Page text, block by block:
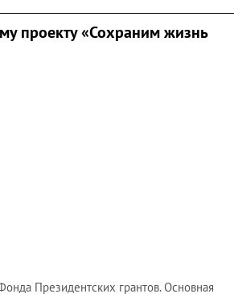
проекту «Сохраним жизнь
Президентских грантов. Основная